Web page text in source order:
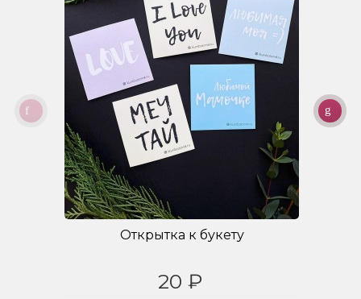
Открытка к букету
20 ₽